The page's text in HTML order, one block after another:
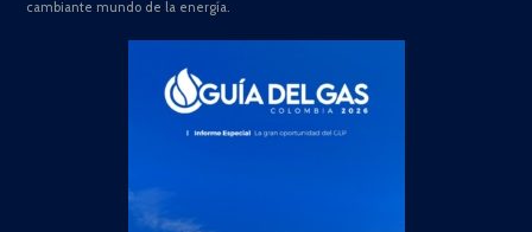
cambiante mundo de la energía.